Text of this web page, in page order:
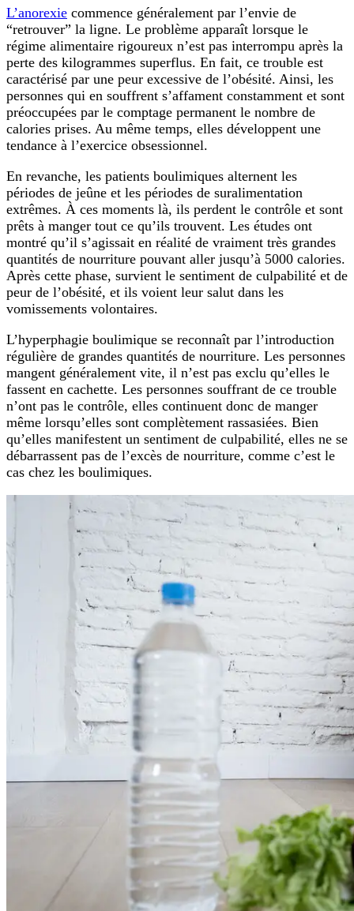
L’anorexie commence généralement par l’envie de
“retrouver” la ligne. Le problème apparaît lorsque le
régime alimentaire rigoureux n’est pas interrompu après la
perte des kilogrammes superflus. En fait, ce trouble est
caractérisé par une peur excessive de l’obésité. Ainsi, les
personnes qui en souffrent s’affament constamment et sont
préoccupées par le comptage permanent le nombre de
calories prises. Au même temps, elles développent une
tendance à l’exercice obsessionnel.
En revanche, les patients boulimiques alternent les
périodes de jeûne et les périodes de suralimentation
extrêmes. À ces moments là, ils perdent le contrôle et sont
prêts à manger tout ce qu’ils trouvent. Les études ont
montré qu’il s’agissait en réalité de vraiment très grandes
quantités de nourriture pouvant aller jusqu’à 5000 calories.
Après cette phase, survient le sentiment de culpabilité et de
peur de l’obésité, et ils voient leur salut dans les
vomissements volontaires.
L’hyperphagie boulimique se reconnaît par l’introduction
régulière de grandes quantités de nourriture. Les personnes
mangent généralement vite, il n’est pas exclu qu’elles le
fassent en cachette. Les personnes souffrant de ce trouble
n’ont pas le contrôle, elles continuent donc de manger
même lorsqu’elles sont complètement rassasiées. Bien
qu’elles manifestent un sentiment de culpabilité, elles ne se
débarrassent pas de l’excès de nourriture, comme c’est le
cas chez les boulimiques.